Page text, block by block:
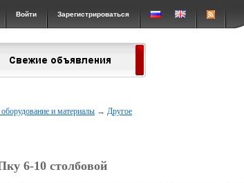
Войти Зарегистрироваться
и материалы →Другое
6-10 столбовой